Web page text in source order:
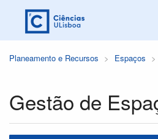
Planeamento e Recursos Espaços
Gestão de